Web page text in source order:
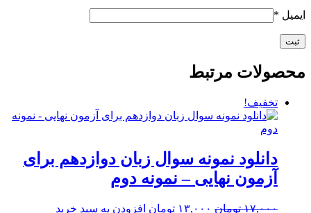
ایمیل *
محصولات مرتبط
تخفیف!
دانلود نمونه سوال زبان دوازدهم برای
آزمون نهایی – نمونه دوم
۱۷,۰۰۰ تومان قیمت
۱۳,۰۰۰ تومان قیمت
افزودن به سبد خرید